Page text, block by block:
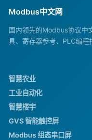
Modbus中文网
国内领先的Modbus协议中
具、寄存器参考、PLC编程
智慧农业
工业自动化
智慧楼宇
GVS 智能触控屏
Modbus 组态串口屏